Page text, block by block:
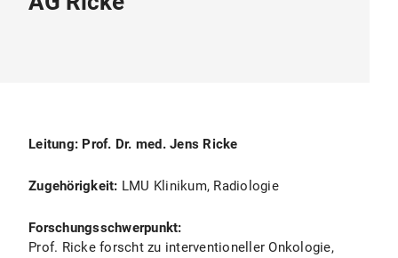
Leitung: Prof. Dr. med. Jens Ricke
Zugehörigkeit: LMU Klinikum, Radiologie
Forschungsschwerpunkt:
Prof. Ricke forscht zu interventioneller Onkologie,